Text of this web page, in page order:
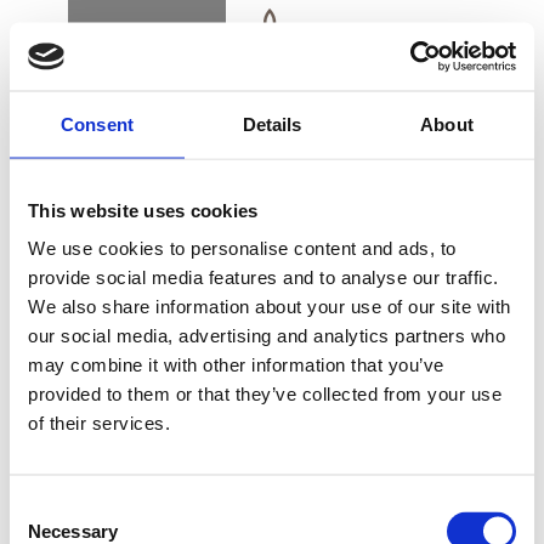
Consent Details About
This website uses cookies
We use cookies to personalise content and ads, to
provide social media features and to analyse our traffic.
We also share information about your use of our site with
our social media, advertising and analytics partners who
may combine it with other information that you’ve
provided to them or that they’ve collected from your use
of their services.
Selection
Necessary
BUCHEN DK EN DE
SHELLAC-PEDIKÜRE
Quick pedicure mit Shellac (1 Farbe)